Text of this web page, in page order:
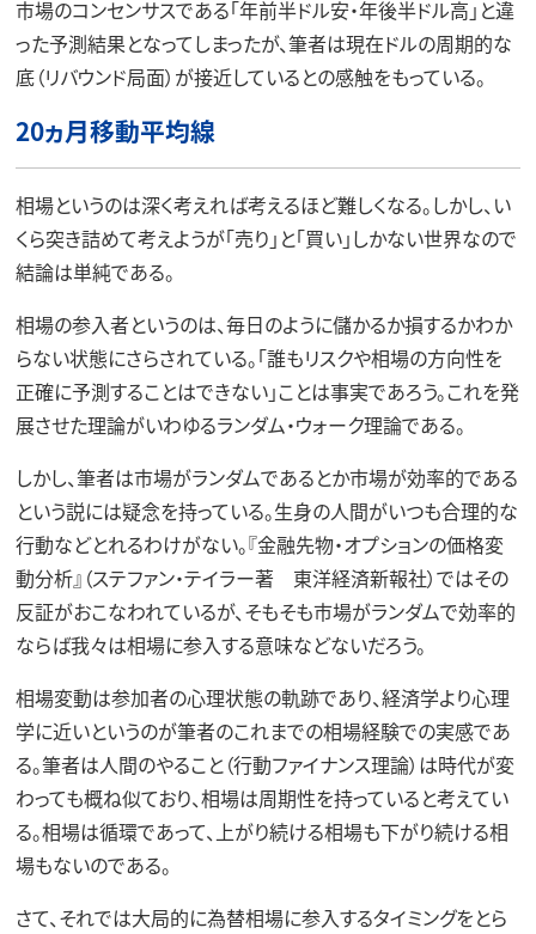
市場のコンセンサスである「年前半ドル安・年後半ドル高」と違
った予測結果となってしまったが、筆者は現在ドルの周期的な
底（リバウンド局面）が接近しているとの感触をもっている。
20ヵ月移動平均線
相場というのは深く考えれば考えるほど難しくなる。しかし、い
くら突き詰めて考えようが「売り」と「買い」しかない世界なので
結論は単純である。
相場の参入者というのは、毎日のように儲かるか損するかわか
らない状態にさらされている。「誰もリスクや相場の方向性を
正確に予測することはできない」ことは事実であろう。これを発
展させた理論がいわゆるランダム・ウォーク理論である。
しかし、筆者は市場がランダムであるとか市場が効率的である
という説には疑念を持っている。生身の人間がいつも合理的な
行動などとれるわけがない。『金融先物・オプションの価格変
動分析』（ステファン・テイラー著 東洋経済新報社）ではその
反証がおこなわれているが、そもそも市場がランダムで効率的
ならば我々は相場に参入する意味などないだろう。
相場変動は参加者の心理状態の軌跡であり、経済学より心理
学に近いというのが筆者のこれまでの相場経験での実感であ
る。筆者は人間のやること（行動ファイナンス理論）は時代が変
わっても概ね似ており、相場は周期性を持っていると考えてい
る。相場は循環であって、上がり続ける相場も下がり続ける相
場もないのである。
さて、それでは大局的に為替相場に参入するタイミングをとら